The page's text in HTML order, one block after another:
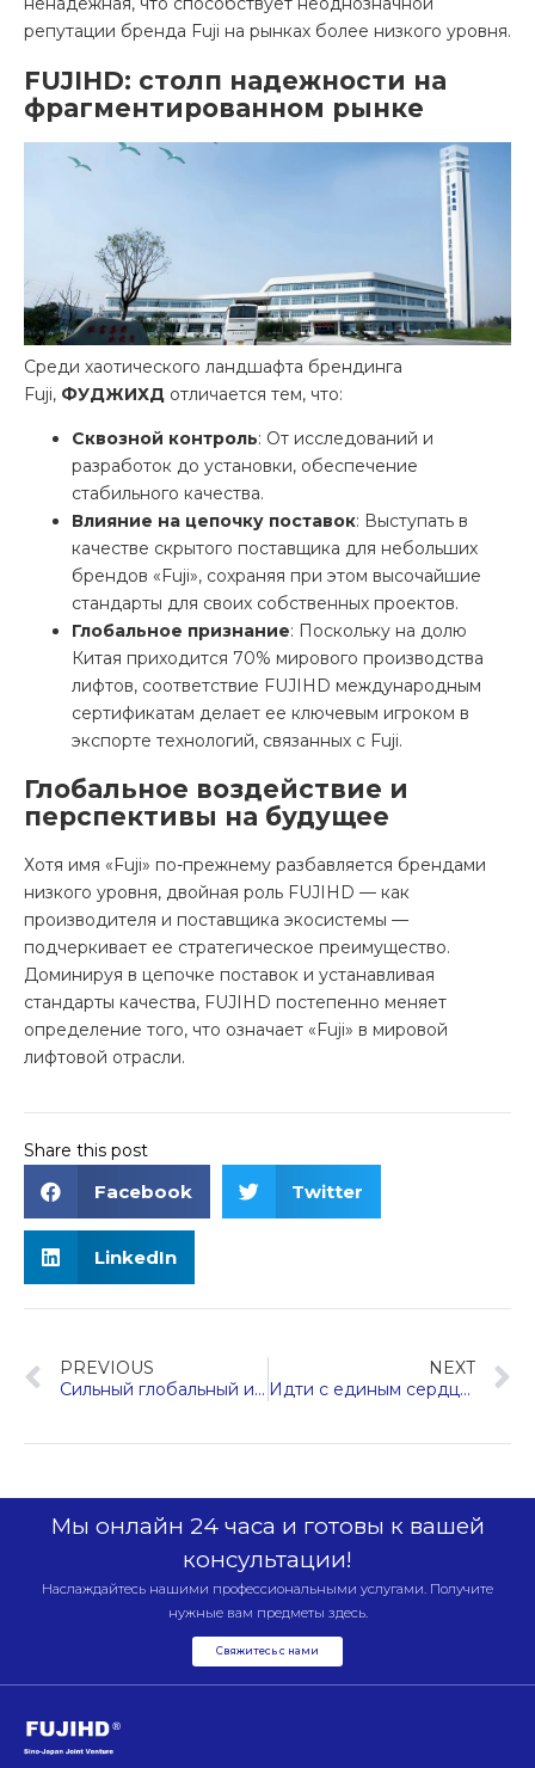
репутации бренда Fuji на рынках более низкого уровня.
FUJIHD: столп надежности на
фрагментированном рынке
Среди хаотического ландшафта брендинга
Fuji, ФУДЖИХД отличается тем, что:
Сквозной контроль: От исследований и
разработок до установки, обеспечение
стабильного качества.
Влияние на цепочку поставок: Выступать в
качестве скрытого поставщика для небольших
брендов «Fuji», сохраняя при этом высочайшие
стандарты для своих собственных проектов.
Глобальное признание: Поскольку на долю
Китая приходится 70% мирового производства
лифтов, соответствие FUJIHD международным
сертификатам делает ее ключевым игроком в
экспорте технологий, связанных с Fuji.
Глобальное воздействие и
перспективы на будущее
Хотя имя «Fuji» по-прежнему разбавляется брендами
низкого уровня, двойная роль FUJIHD — как
производителя и поставщика экосистемы —
подчеркивает ее стратегическое преимущество.
Доминируя в цепочке поставок и устанавливая
стандарты качества, FUJIHD постепенно меняет
определение того, что означает «Fuji» в мировой
лифтовой отрасли.
Share this post
Facebook Twitter
LinkedIn
PREVIOUS
Сильный глобальный импульс: Hengda Fuji ярко сияет на Bangladesh International 2024
NEXT
Идти с единым сердцем, идти в будущее 丨 2024 г. Конференция глобальной маркетинговой элиты Hengda Fuji Elevator прошла успешно!
Мы онлайн 24 часа и готовы к вашей
консультации!
Наслаждайтесь нашими профессиональными услугами. Получите
нужные вам предметы здесь.
Свяжитесь с нами